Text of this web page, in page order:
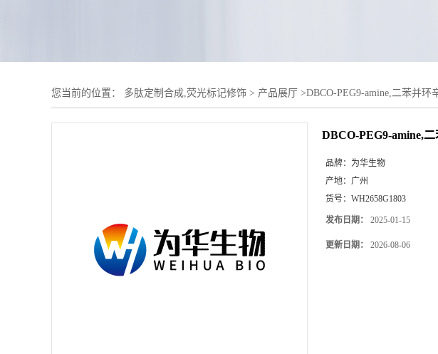
您当前的位置： 多肽定制合成,荧光标记修饰 > 产品展厅 >DBCO-PEG9-amine,二苯并
DBCO-PEG9-amine,
品牌： 为华生物
产地： 广州
货号： WH2658G1803
发布日期： 2025-01-15
更新日期： 2026-08-06